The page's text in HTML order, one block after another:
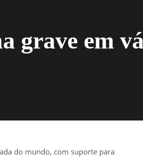
grave em
do mundo, com suporte para